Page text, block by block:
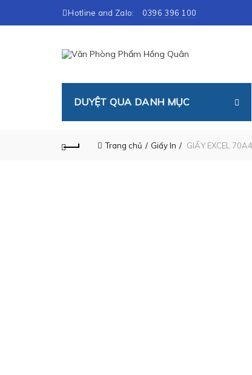
Hotline and Zalo: 0396 396 100
DUYỆT QUA DANH MỤC
Trang chủ Giấy In GIẤY EXCEL 70A4